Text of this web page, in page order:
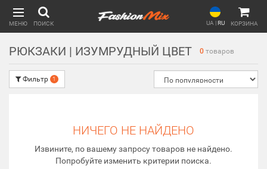
МЕНЮ ПОИСК UA |RU КОРЗИНА
РЮКЗАКИ | ИЗУМРУДНЫЙ ЦВЕТ 0 товаров
Фильтр 1
НИЧЕГО НЕ НАЙДЕНО
Извините, по вашему запросу товаров не найдено.
Попробуйте изменить критерии поиска.